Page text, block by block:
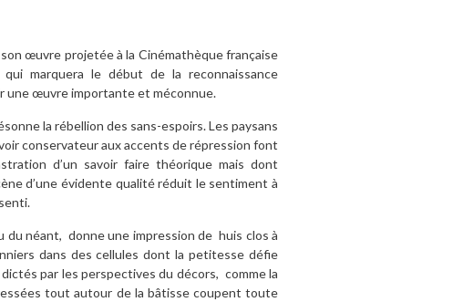
œuvre projetée à la Cinémathèque française
marquera le début de la reconnaissance
une œuvre importante et méconnue.
la rébellion des sans-espoirs. Les paysans
conservateur aux accents de répression font
d’un savoir faire théorique mais dont
d’une évidente qualité réduit le sentiment à
du néant, donne une impression de huis clos à
dans des cellules dont la petitesse défie
par les perspectives du décors, comme la
tout autour de la bâtisse coupent toute